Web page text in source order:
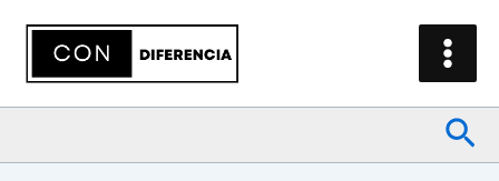
contenido